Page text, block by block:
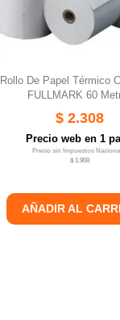
Rollo De Papel Térmico
FULLMARK 60
$ 2.308
Precio web en 1
Precio sin Impuestos
$ 1.908
AÑADIR AL